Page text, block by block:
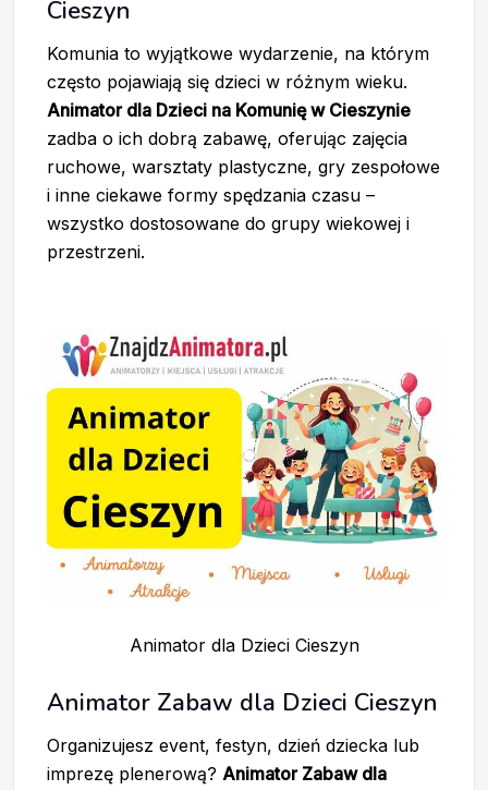
Cieszyn
Komunia to wyjątkowe wydarzenie, na którym
często pojawiają się dzieci w różnym wieku.
Animator dla Dzieci na Komunię w Cieszynie
zadba o ich dobrą zabawę, oferując zajęcia
ruchowe, warsztaty plastyczne, gry zespołowe
i inne ciekawe formy spędzania czasu –
wszystko dostosowane do grupy wiekowej i
przestrzeni.
Animator dla Dzieci Cieszyn
Animator Zabaw dla Dzieci Cieszyn
Organizujesz event, festyn, dzień dziecka lub
imprezę plenerową? Animator Zabaw dla